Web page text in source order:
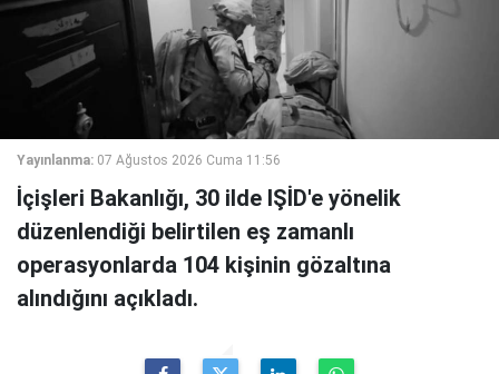
Yayınlanma: 07 Ağustos 2026 Cuma 11:56
İçişleri Bakanlığı, 30 ilde IŞİD'e yönelik
düzenlendiği belirtilen eş zamanlı
operasyonlarda 104 kişinin gözaltına
alındığını açıkladı.